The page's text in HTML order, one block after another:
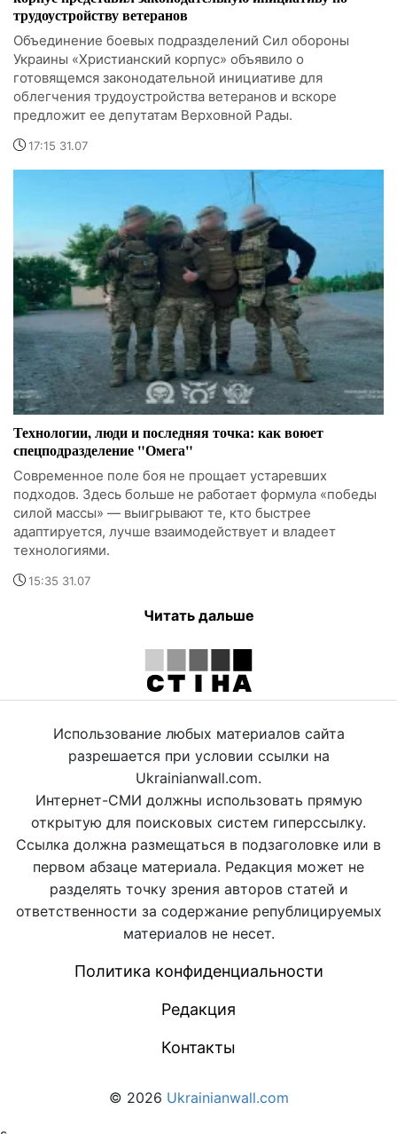
трудоустройству ветеранов
Объединение боевых подразделений Сил обороны
Украины «Христианский корпус» объявило о
готовящемся законодательной инициативе для
облегчения трудоустройства ветеранов и вскоре
предложит ее депутатам Верховной Рады.
17:15 31.07
Технологии, люди и последняя точка: как воюет
спецподразделение "Омега"
Современное поле боя не прощает устаревших
подходов. Здесь больше не работает формула «победы
силой массы» — выигрывают те, кто быстрее
адаптируется, лучше взаимодействует и владеет
технологиями.
15:35 31.07
Читать дальше
Использование любых материалов сайта
разрешается при условии ссылки на
Ukrainianwall.com.
Интернет-СМИ должны использовать прямую
открытую для поисковых систем гиперссылку.
Ссылка должна размещаться в подзаголовке или в
первом абзаце материала. Редакция может не
разделять точку зрения авторов статей и
ответственности за содержание републицируемых
материалов не несет.
Политика конфиденциальности
Редакция
Контакты
© 2026 Ukrainianwall.com